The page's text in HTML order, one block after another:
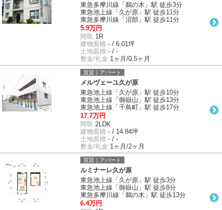
東急多摩川線「鵜の木」駅 徒歩3分
東急池上線「久が原」駅 徒歩11分
東急多摩川線「沼部」駅 徒歩11分
5.9万円
間取:1R
建物面積:- / 6.01坪
土地面積:- / -
敷金/礼金:1ヶ月/0.5ヶ月
賃貸｜アパート
メルヴェーユ久が原
東急池上線「久が原」駅 徒歩10分
東急池上線「御嶽山」駅 徒歩13分
東急池上線「千鳥町」駅 徒歩17分
17.7万円
間取:2LDK
建物面積:- / 14.84坪
土地面積:- / -
敷金/礼金:1ヶ月/2ヶ月
賃貸｜アパート
ルミナーレ久が原
東急池上線「久が原」駅 徒歩3分
東急池上線「御嶽山」駅 徒歩8分
東急多摩川線「鵜の木」駅 徒歩13分
6.4万円